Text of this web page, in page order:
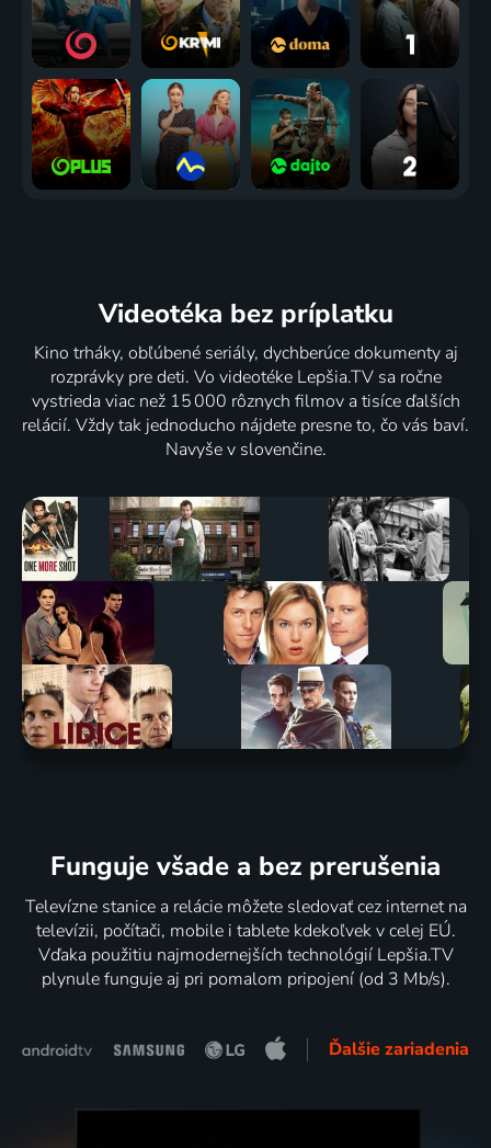
Videotéka bez príplatku
Kino trháky, obľúbené seriály, dychberúce dokumenty aj
rozprávky pre deti. Vo videotéke Lepšia.TV sa ročne
vystrieda viac než 15 000 rôznych filmov a tisíce ďalších
relácií. Vždy tak jednoducho nájdete presne to, čo vás baví.
Navyše v slovenčine.
Funguje všade a bez prerušenia
Televízne stanice a relácie môžete sledovať cez internet na
televízii, počítači, mobile i tablete kdekoľvek v celej EÚ.
Vďaka použitiu najmodernejších technológií Lepšia.TV
plynule funguje aj pri pomalom pripojení (od 3 Mb/s).
Ďalšie zariadenia